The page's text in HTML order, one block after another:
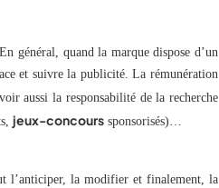
général, quand la marque dispose d’un
et suivre la publicité. La rémunération
aussi la responsabilité de la recherche
jeux-concours sponsorisés)…
l’anticiper, la modifier et finalement, la